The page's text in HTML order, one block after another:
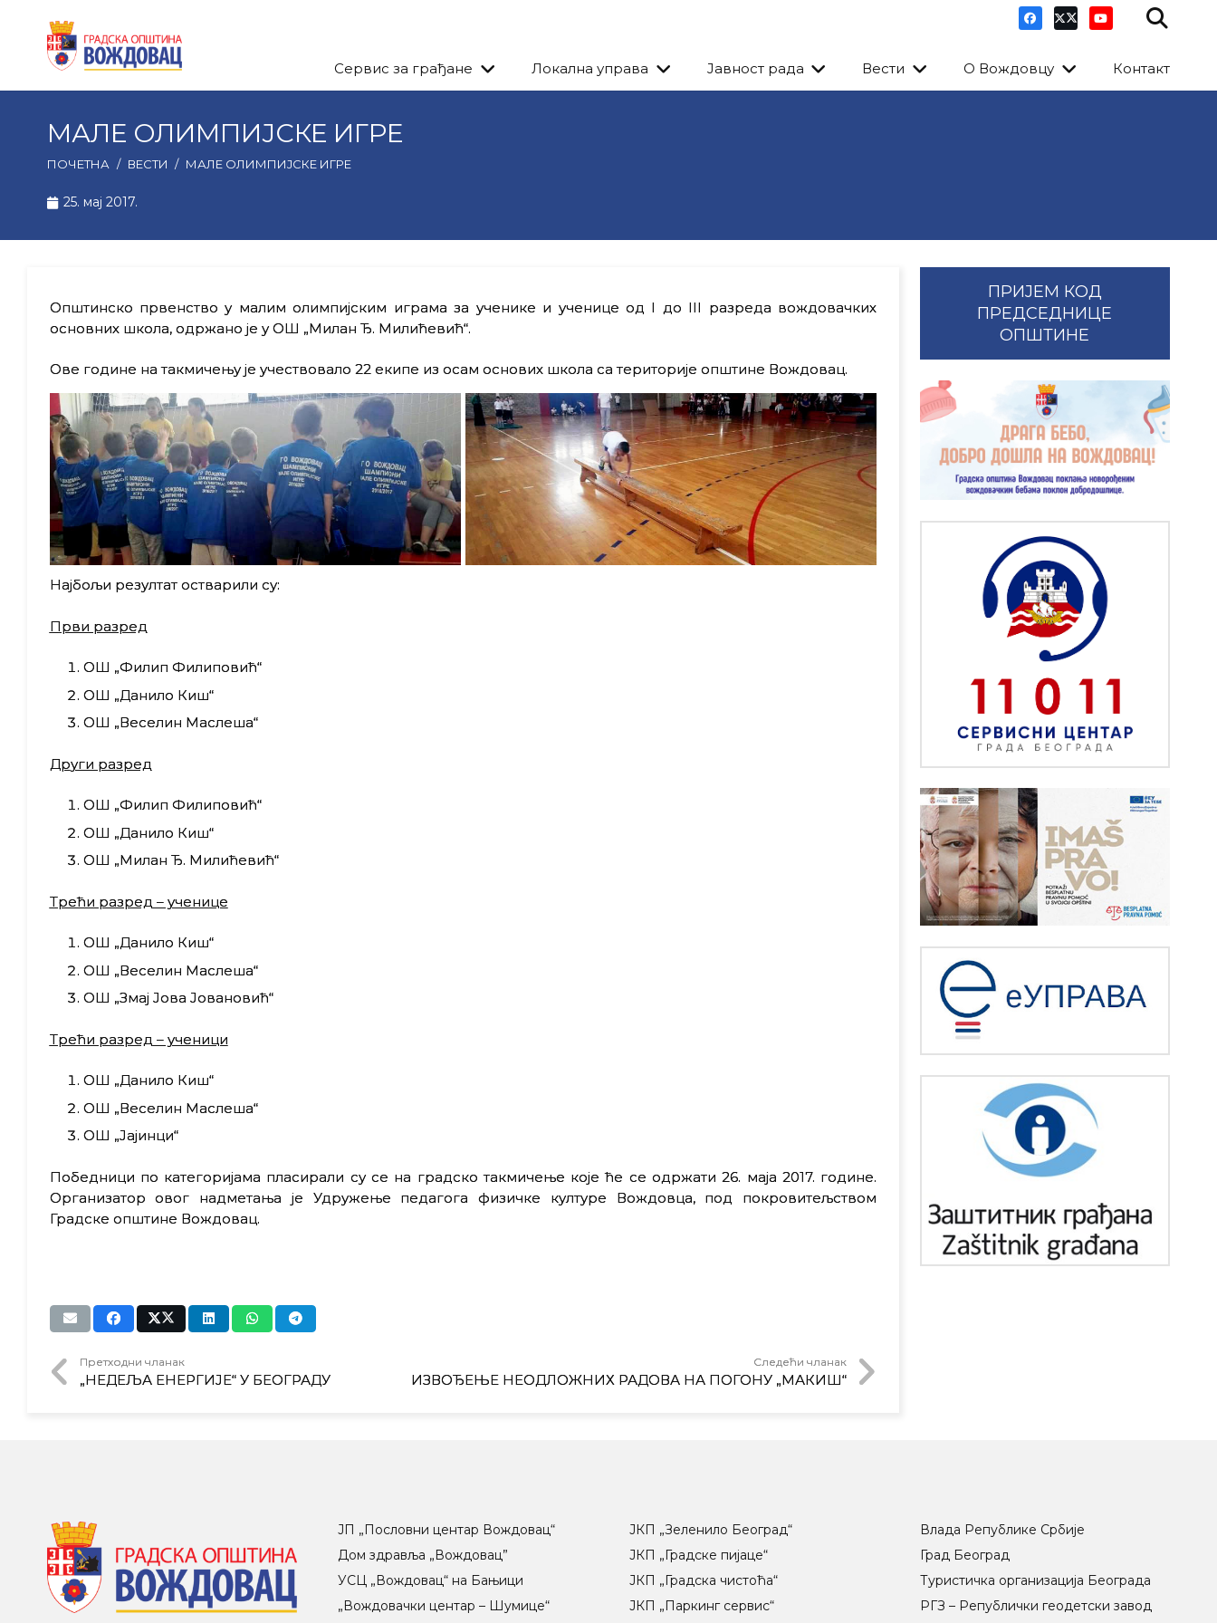
Сервис за грађане Локална управа Јавност рада Вести О Вождовцу Контакт
МАЛЕ ОЛИМПИЈСКЕ ИГРЕ
ПОЧЕТНА / ВЕСТИ / МАЛЕ ОЛИМПИЈСКЕ ИГРЕ
25. мај 2017.
Општинско првенство у малим олимпијским играма за ученике и ученице од I до III разреда вождовачких
основних школа, одржано је у ОШ „Милан Ђ. Милићевић“.
Ове године на такмичењу је учествовало 22 екипe из осам основих школа са територије општине Вождовац.
Најбољи резултат остварили су:
Први разред
ОШ „Филип Филиповић“
ОШ „Данило Киш“
ОШ „Веселин Маслеша“
Други разред
ОШ „Филип Филиповић“
ОШ „Данило Киш“
ОШ „Милан Ђ. Милићевић“
Трећи разред – ученице
ОШ „Данило Киш“
ОШ „Веселин Маслеша“
ОШ „Змај Јова Јовановић“
Трећи разред – ученици
ОШ „Данило Киш“
ОШ „Веселин Маслеша“
ОШ „Јајинци“
Победници по категоријама пласирали су се на градско такмичење које ће се одржати 26. маја 2017. године.
Организатор овог надметања је Удружење педагога физичке културе Вождовца, под покровитељством
Градске општине Вождовац.
Претходни чланак
„НЕДЕЉА ЕНЕРГИЈЕ“ У БЕОГРАДУ
Следећи чланак
ИЗВОЂЕЊЕ НЕОДЛОЖНИХ РАДОВА НА ПОГОНУ „МАКИШ“
ПРИЈЕМ КОД
ПРЕДСЕДНИЦЕ
ОПШТИНЕ
ЈП „Пословни центар Вождовац“
Дом здравља „Вождовац”
УСЦ „Вождовац“ на Бањици
„Вождовачки центар – Шумице“
ЈКП „Зеленило Београд“
ЈКП „Градске пијаце“
ЈКП „Градска чистоћа“
ЈКП „Паркинг сервис“
Влада Републике Србије
Град Београд
Туристичка организација Београда
РГЗ – Републички геодетски завод